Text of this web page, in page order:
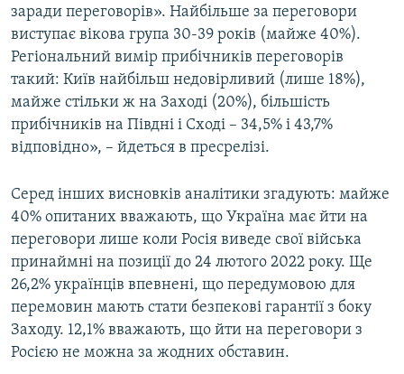
заради переговорів». Найбільше за переговори
виступає вікова група 30-39 років (майже 40%).
Регіональний вимір прибічників переговорів
такий: Київ найбільш недовірливий (лише 18%),
майже стільки ж на Заході (20%), більшість
прибічників на Півдні і Сході – 34,5% і 43,7%
відповідно», – йдеться в пресрелізі.
Серед інших висновків аналітики згадують: майже
40% опитаних вважають, що Україна має йти на
переговори лише коли Росія виведе свої війська
принаймні на позиції до 24 лютого 2022 року. Ще
26,2% українців впевнені, що передумовою для
перемовин мають стати безпекові гарантії з боку
Заходу. 12,1% вважають, що йти на переговори з
Росією не можна за жодних обставин.